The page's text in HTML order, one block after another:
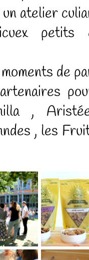
atelier
petits
de
,
, les